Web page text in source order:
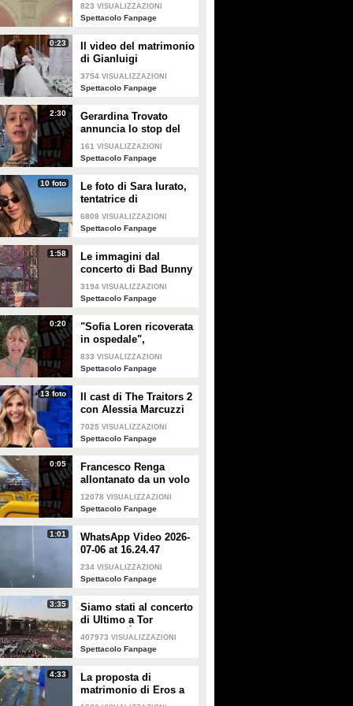
Enrico
823 VISUALIZZAZIONI
Spettacolo Fanpage
0:23
Il video del matrimonio
di Gianluigi
Donnarumma e Alessia
Elefante
3754 VISUALIZZAZIONI
Spettacolo Fanpage
2:30
Gerardina Trovato
annuncia lo stop del
tour per problemi di
salute
161 VISUALIZZAZIONI
Spettacolo Fanpage
10 foto
Le foto di Sara Iurato,
tentatrice di
Temptation Island 2026
6808 VISUALIZZAZIONI
Spettacolo Fanpage
1:58
Le immagini dal
concerto di Bad Bunny
a Milano
3194 VISUALIZZAZIONI
Spettacolo Fanpage
0:20
"Sofia Loren ricoverata
in ospedale",
Alessandra Mussolini
smentisce: "È serena e
833 VISUALIZZAZIONI
Spettacolo Fanpage
13 foto
Il cast di The Traitors 2
con Alessia Marcuzzi
7025 VISUALIZZAZIONI
Spettacolo Fanpage
0:05
Francesco Renga
allontanato da un volo
Ryanair dopo una
discussione con gli
12078 VISUALIZZAZIONI
Spettacolo Fanpage
1:01
WhatsApp Video 2026-
07-06 at 16.24.47
234 VISUALIZZAZIONI
Spettacolo Fanpage
3:35
Siamo stati al concerto
di Ultimo a Tor
Vergata: "È il giorno
che aspettavo, questa è
407973 VISUALIZZAZIONI
Spettacolo Fanpage
4:33
La proposta di
matrimonio di Eros a
Guendalina Canessa